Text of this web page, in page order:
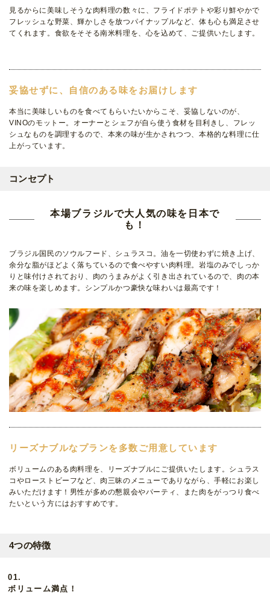
見るからに美味しそうな肉料理の数々に、フライドポテトや彩り鮮やかで
フレッシュな野菜、輝かしさを放つパイナップルなど、体も心も満足させ
てくれます。食欲をそそる南米料理を、心を込めて、ご提供いたします。
妥協せずに、自信のある味をお届けします
本当に美味しいものを食べてもらいたいからこそ、妥協しないのが、
VINOのモットー。オーナーとシェフが自ら使う食材を目利きし、フレッ
シュなものを調理するので、本来の味が生かされつつ、本格的な料理に仕
上がっています。
コンセプト
本場ブラジルで大人気の味を日本で
も！
ブラジル国民のソウルフード、シュラスコ。油を一切使わずに焼き上げ、
余分な脂がほどよく落ちているので食べやすい肉料理。岩塩のみでしっか
りと味付けされており、肉のうまみがよく引き出されているので、肉の本
来の味を楽しめます。シンプルかつ豪快な味わいは最高です！
リーズナブルなプランを多数ご用意しています
ボリュームのある肉料理を、リーズナブルにご提供いたします。シュラス
コやローストビーフなど、肉三昧のメニューでありながら、手軽にお楽し
みいただけます！男性が多めの懇親会やパーティ、また肉をがっつり食べ
たいという方にはおすすめです。
4つの特徴
01.
ボリューム満点！